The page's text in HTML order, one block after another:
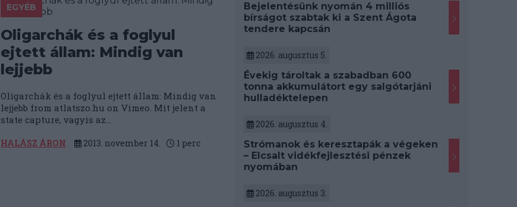
EGYÉB
Oligarchák és a foglyul
ejtett állam: Mindig van
lejjebb
Oligarchák és a foglyul ejtett állam: Mindig van
lejjebb from atlatszo.hu on Vimeo. Mit jelent a
state capture, vagyis az...
HALÁSZ ÁRON 2013. november 14. 1 perc
Bejelentésünk nyomán 4 milliós
bírságot szabtak ki a Szent Ágota
tendere kapcsán
2026. augusztus 5.
Évekig tároltak a szabadban 600
tonna akkumulátort egy salgótarjáni
hulladéktelepen
2026. augusztus 4.
Strómanok és keresztapák a végeken
– Elcsalt vidékfejlesztési pénzek
nyomában
2026. augusztus 3.